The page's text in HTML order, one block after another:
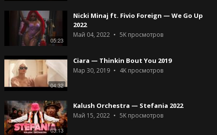
05:23
Nicki Minaj ft. Fivio Foreign — We Go Up
2022
Май 04, 2022 5Kпросмотров
04:32
Ciara — Thinkin Bout You 2019
Мар 30, 2019 4Kпросмотров
03:13
Kalush Orchestra — Stefania 2022
Май 15, 2022 5Kпросмотров